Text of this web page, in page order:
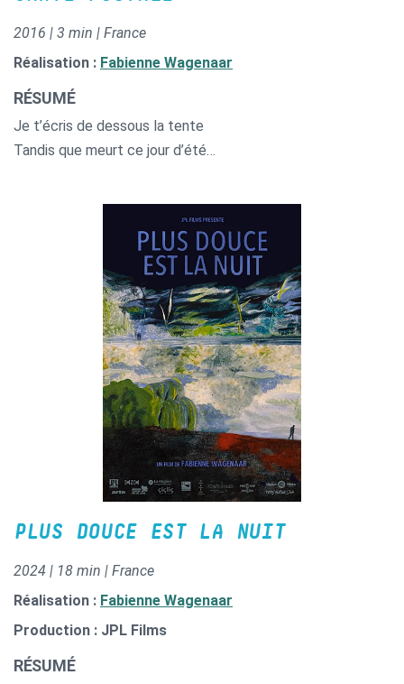
2016 | 3 min | France
Réalisation : Fabienne Wagenaar
RÉSUMÉ
Je t’écris de dessous la tente
Tandis que meurt ce jour d’été…
PLUS DOUCE EST LA NUIT
2024 | 18 min | France
Réalisation : Fabienne Wagenaar
Production : JPL Films
RÉSUMÉ